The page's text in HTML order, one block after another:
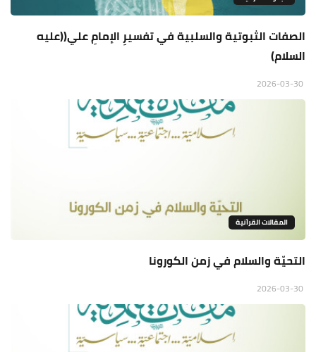
الصفات الثبوتية والسلبية في تفسيرِ الإمامِ علي((عليه
السلام)
المقالات القراَنية
التحيّة والسلام في زمن الكورونا